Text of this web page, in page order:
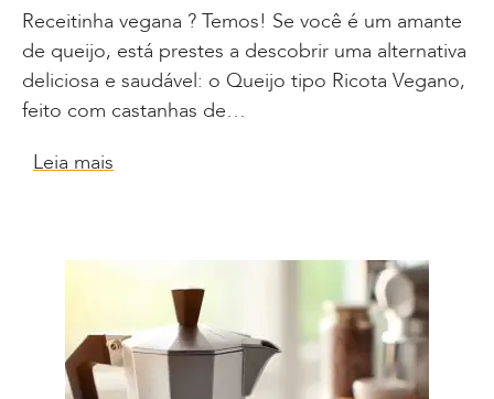
Receitinha vegana ? Temos! Se você é um amante
de queijo, está prestes a descobrir uma alternativa
deliciosa e saudável: o Queijo tipo Ricota Vegano,
feito com castanhas de…
Leia mais